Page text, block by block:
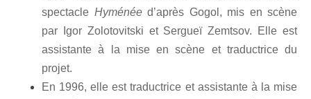
spectacle Hyménéed’après Gogol, mis en scène
par Igor Zolotovitski et Sergueï Zemtsov. Elle est
assistante à la mise en scène et traductrice du
projet.
En 1996, elle est traductrice et assistante à la mise